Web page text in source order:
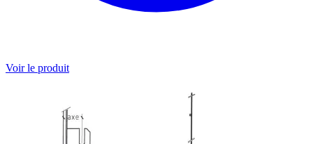
Voir le produit